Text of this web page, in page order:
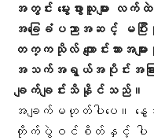
အတွင်း မွေးဖွားသူမျာ
အခြေခံပညာအဆင့် မပြီးဆုံးသေ
တက္ကသိုလ် ကျောင်းသားအ
အသက်အရွယ်အပိုင်းအခြ
ချက်ချင်းသိနိုင်သည်။
အချက်မဟုတ်ပါပေ။ နွေ
တိုက်ပွဲဝင်စိတ်နှင့် ပါ